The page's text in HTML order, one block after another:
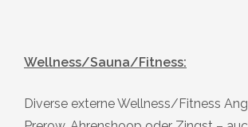
Wellness/Sauna/Fitness:
Diverse externe Wellness/Fitness